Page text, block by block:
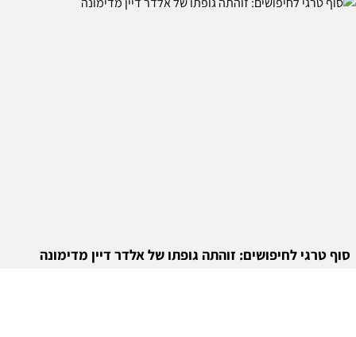
סוף טרגי לחיפושים: זוהתה גופתו של אלדר דיין מדימונה